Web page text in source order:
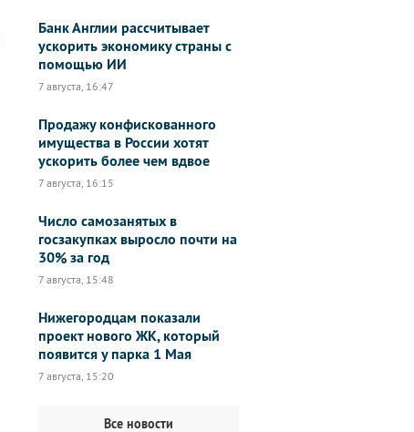
Банк Англии рассчитывает
ускорить экономику страны с
помощью ИИ
7 августа, 16:47
Продажу конфискованного
имущества в России хотят
ускорить более чем вдвое
7 августа, 16:15
Число самозанятых в
госзакупках выросло почти на
30% за год
7 августа, 15:48
Нижегородцам показали
проект нового ЖК, который
появится у парка 1 Мая
7 августа, 15:20
Все новости